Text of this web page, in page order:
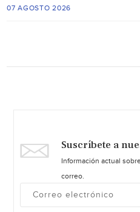
07 AGOSTO 2026
Suscríbete a
Información actual
correo.